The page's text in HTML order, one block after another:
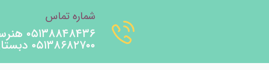
شماره تماس
۰۵۱۳۸۸۴۸۴۳۶ هنرستان
۰۵۱۳۸۶۸۲۷۰۰ دبستان